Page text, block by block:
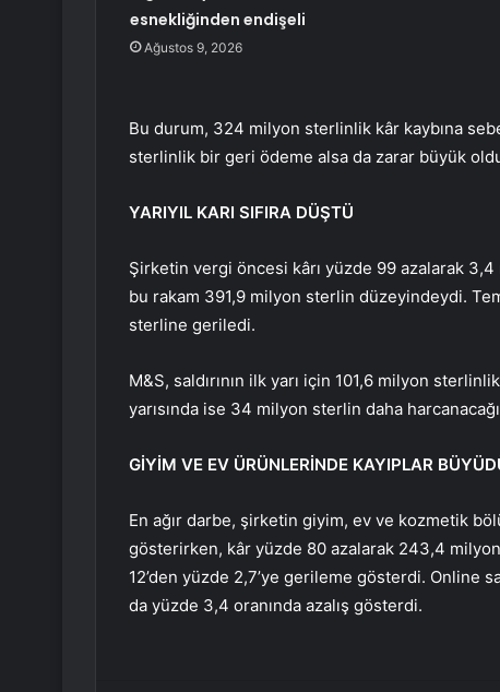
esnekliğinden endişeli
Ağustos 9, 2026
Bu durum, 324 milyon sterlinlik kâr kaybına
sterlinlik bir geri ödeme alsa da zarar büyük
YARIYIL KARI SIFIRA DÜŞTÜ
Şirketin vergi öncesi kârı yüzde 99 azalarak
bu rakam 391,9 milyon sterlin düzeyindeydi.
sterline geriledi.
M&S, saldırının ilk yarı için 101,6 milyon
yarısında ise 34 milyon sterlin daha
GİYİM VE EV ÜRÜNLERİNDE KAYIPLAR
En ağır darbe, şirketin giyim, ev ve kozmetik
gösterirken, kâr yüzde 80 azalarak 243,4
12’den yüzde 2,7’ye gerileme gösterdi. Online
da yüzde 3,4 oranında azalış gösterdi.